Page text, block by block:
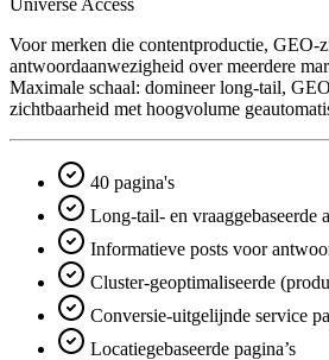
Voor merken die contentproductie, GEO-
antwoord­aanwezigheid over meerdere
Maximale schaal: domineer long-tail,
zichtbaarheid met hoogvolume
40 pagina's
Long-tail- en vraaggebaseerde
Informatieve posts voor
Cluster-geoptimaliseerde
Conversie-uitgelijnde service
Locatiegebaseerde pagina’s